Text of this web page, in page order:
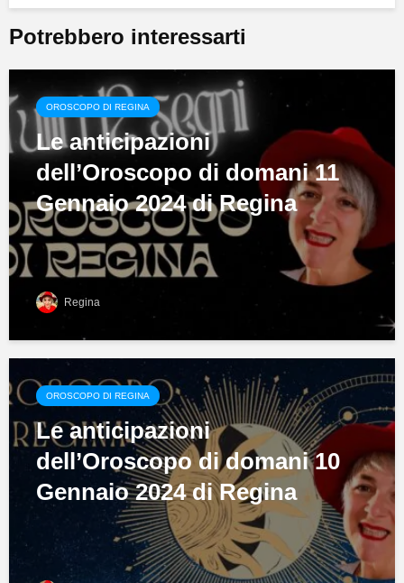
Potrebbero interessarti
OROSCOPO DI REGINA
Le anticipazioni
dell’Oroscopo di domani 11
Gennaio 2024 di Regina
Regina
OROSCOPO DI REGINA
Le anticipazioni
dell’Oroscopo di domani 10
Gennaio 2024 di Regina